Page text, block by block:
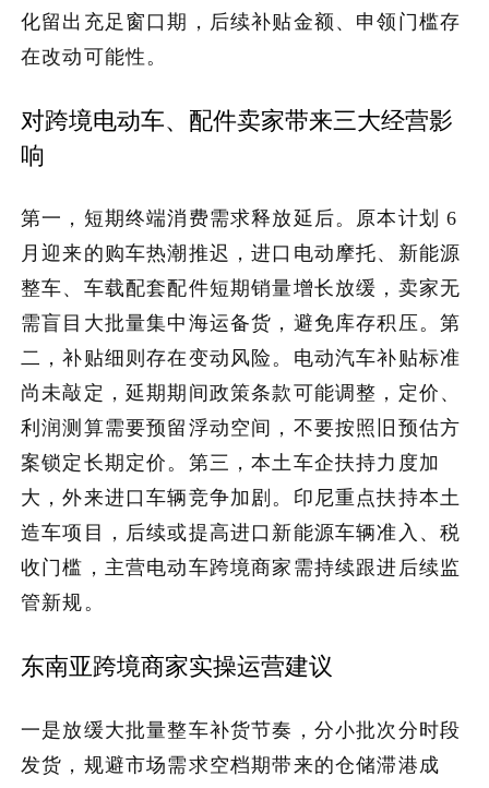
化留出充足窗口期，后续补贴金额、申领门槛存
在改动可能性。
对跨境电动车、配件卖家带来三大经营影
响
第一，短期终端消费需求释放延后。原本计划 6
月迎来的购车热潮推迟，进口电动摩托、新能源
整车、车载配套配件短期销量增长放缓，卖家无
需盲目大批量集中海运备货，避免库存积压。第
二，补贴细则存在变动风险。电动汽车补贴标准
尚未敲定，延期期间政策条款可能调整，定价、
利润测算需要预留浮动空间，不要按照旧预估方
案锁定长期定价。第三，本土车企扶持力度加
大，外来进口车辆竞争加剧。印尼重点扶持本土
造车项目，后续或提高进口新能源车辆准入、税
收门槛，主营电动车跨境商家需持续跟进后续监
管新规。
东南亚跨境商家实操运营建议
一是放缓大批量整车补货节奏，分小批次分时段
发货，规避市场需求空档期带来的仓储滞港成